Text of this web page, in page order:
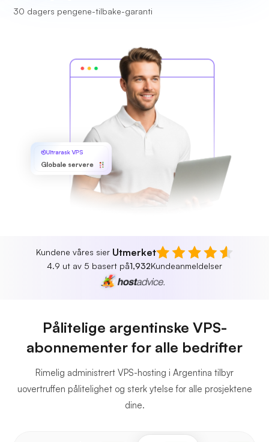
30 dagers pengene-tilbake-garanti
Ultrarask VPS
Globale servere
Kundene våres sier Utmerket
4.9 ut av 5 basert på1,932Kundeanmeldelser
Pålitelige argentinske VPS-
abonnementer for alle bedrifter
Rimelig administrert VPS-hosting i Argentina tilbyr
uovertruffen pålitelighet og sterk ytelse for alle prosjektene
dine.